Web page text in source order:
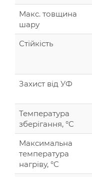
Макс. товщина
шару
Стійкість
Захист від УФ
Температура
зберігання, °C
Максимальна
температура
нагріву, °C